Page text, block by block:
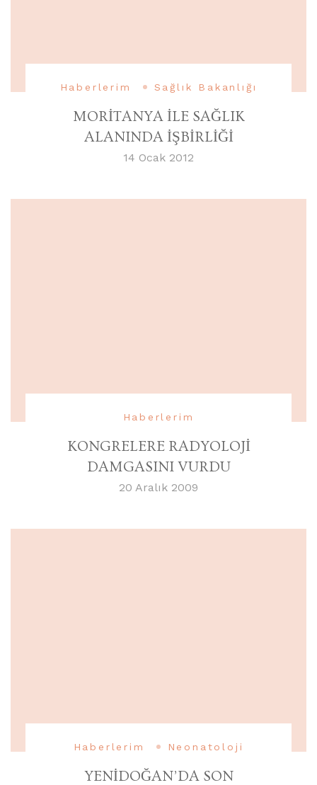
Haberlerim Sağlık Bakanlığı
MORİTANYA İLE SAĞLIK
ALANINDA İŞBİRLİĞİ
14 Ocak 2012
Haberlerim
KONGRELERE RADYOLOJİ
DAMGASINI VURDU
20 Aralık 2009
Haberlerim Neonatoloji
YENİDOĞAN’DA SON